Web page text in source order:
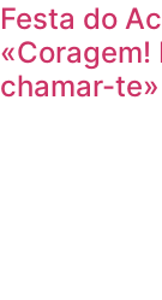
Festa do
«Coragem!
chamar-te»